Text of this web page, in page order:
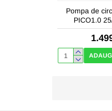
Pompa de
PICO1.0